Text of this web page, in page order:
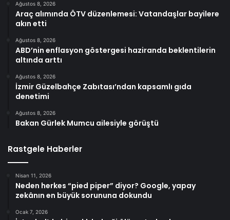
Ağustos 8, 2026
Araç alımında ÖTV düzenlemesi: Vatandaşlar bayilere
akın etti
Ağustos 8, 2026
ABD’nin enflasyon göstergesi haziranda beklentilerin
altında arttı
Ağustos 8, 2026
İzmir Güzelbahçe Zabıtası’ndan kapsamlı gıda
denetimi
Ağustos 8, 2026
Bakan Gürlek Mumcu ailesiyle görüştü
Rastgele Haberler
Nisan 11, 2026
Neden herkes “pied piper” diyor? Google, yapay
zekânın en büyük sorununa dokundu
Ocak 7, 2026